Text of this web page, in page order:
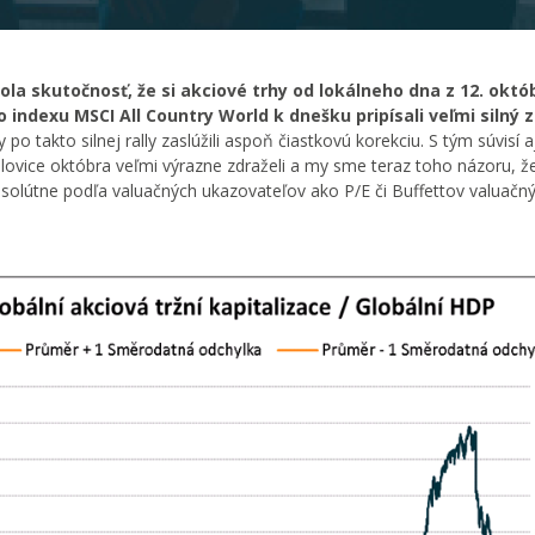
skutočnosť, že si akciové trhy od lokálneho dna z 12.
MSCI All Country World k dnešku pripísali veľmi silný
takto silnej rally zaslúžili aspoň čiastkovú korekciu. S tým súvisí
októbra veľmi výrazne zdraželi a my sme teraz toho názoru,
podľa valuačných ukazovateľov ako P/E či Buffettov